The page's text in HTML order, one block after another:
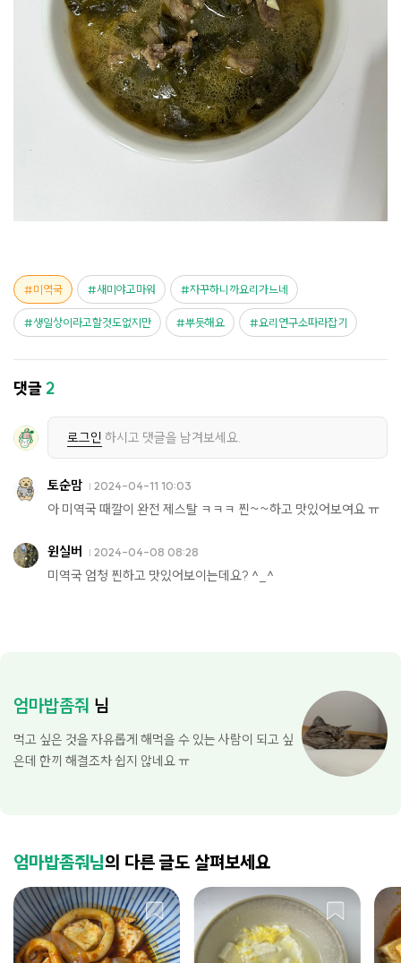
미역국 새미야고마워 자꾸하니까요리가느네
생일상이라고할것도없지만 뿌듯해요 요리연구소따라잡기
댓글2
로그인 하시고 댓글을 남겨보세요.
토순맘 2024-04-11 10:03
아 미역국 때깔이 완전 제스탈 ㅋㅋㅋ 찐~~하고 맛있어보여요 ㅠ
윈실버 2024-04-08 08:28
미역국 엄청 찐하고 맛있어보이는데요? ^_^
엄마밥좀줘 님
먹고 싶은 것을 자유롭게 해먹을 수 있는 사람이 되고 싶
은데 한끼 해결조차 쉽지 않네요 ㅠ
엄마밥좀줘님의 다른 글도 살펴보세요